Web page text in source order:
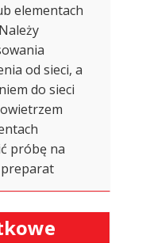
elementach
od sieci, a
do sieci
próbę na